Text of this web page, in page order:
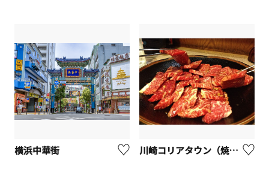
横浜中華街 川崎コリアタウン（焼き肉）